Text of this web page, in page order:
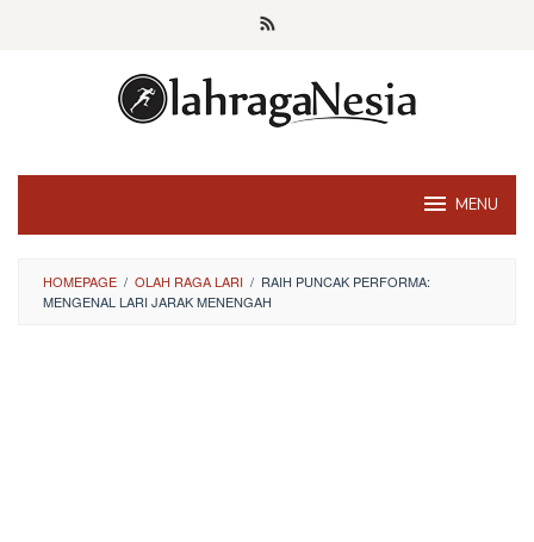
MENU
HOMEPAGE / OLAH RAGA LARI / RAIH PUNCAK PERFORMA:
MENGENAL LARI JARAK MENENGAH